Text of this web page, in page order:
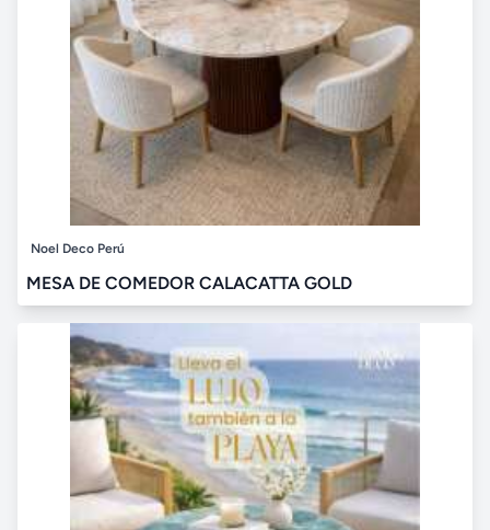
Noel Deco Perú
MESA DE COMEDOR CALACATTA GOLD